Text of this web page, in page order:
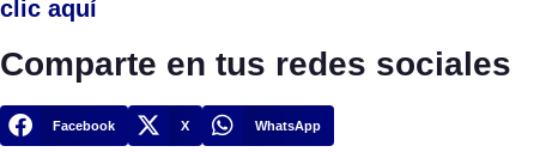
clic aquí
Comparte en tus redes sociales
Facebook X WhatsApp